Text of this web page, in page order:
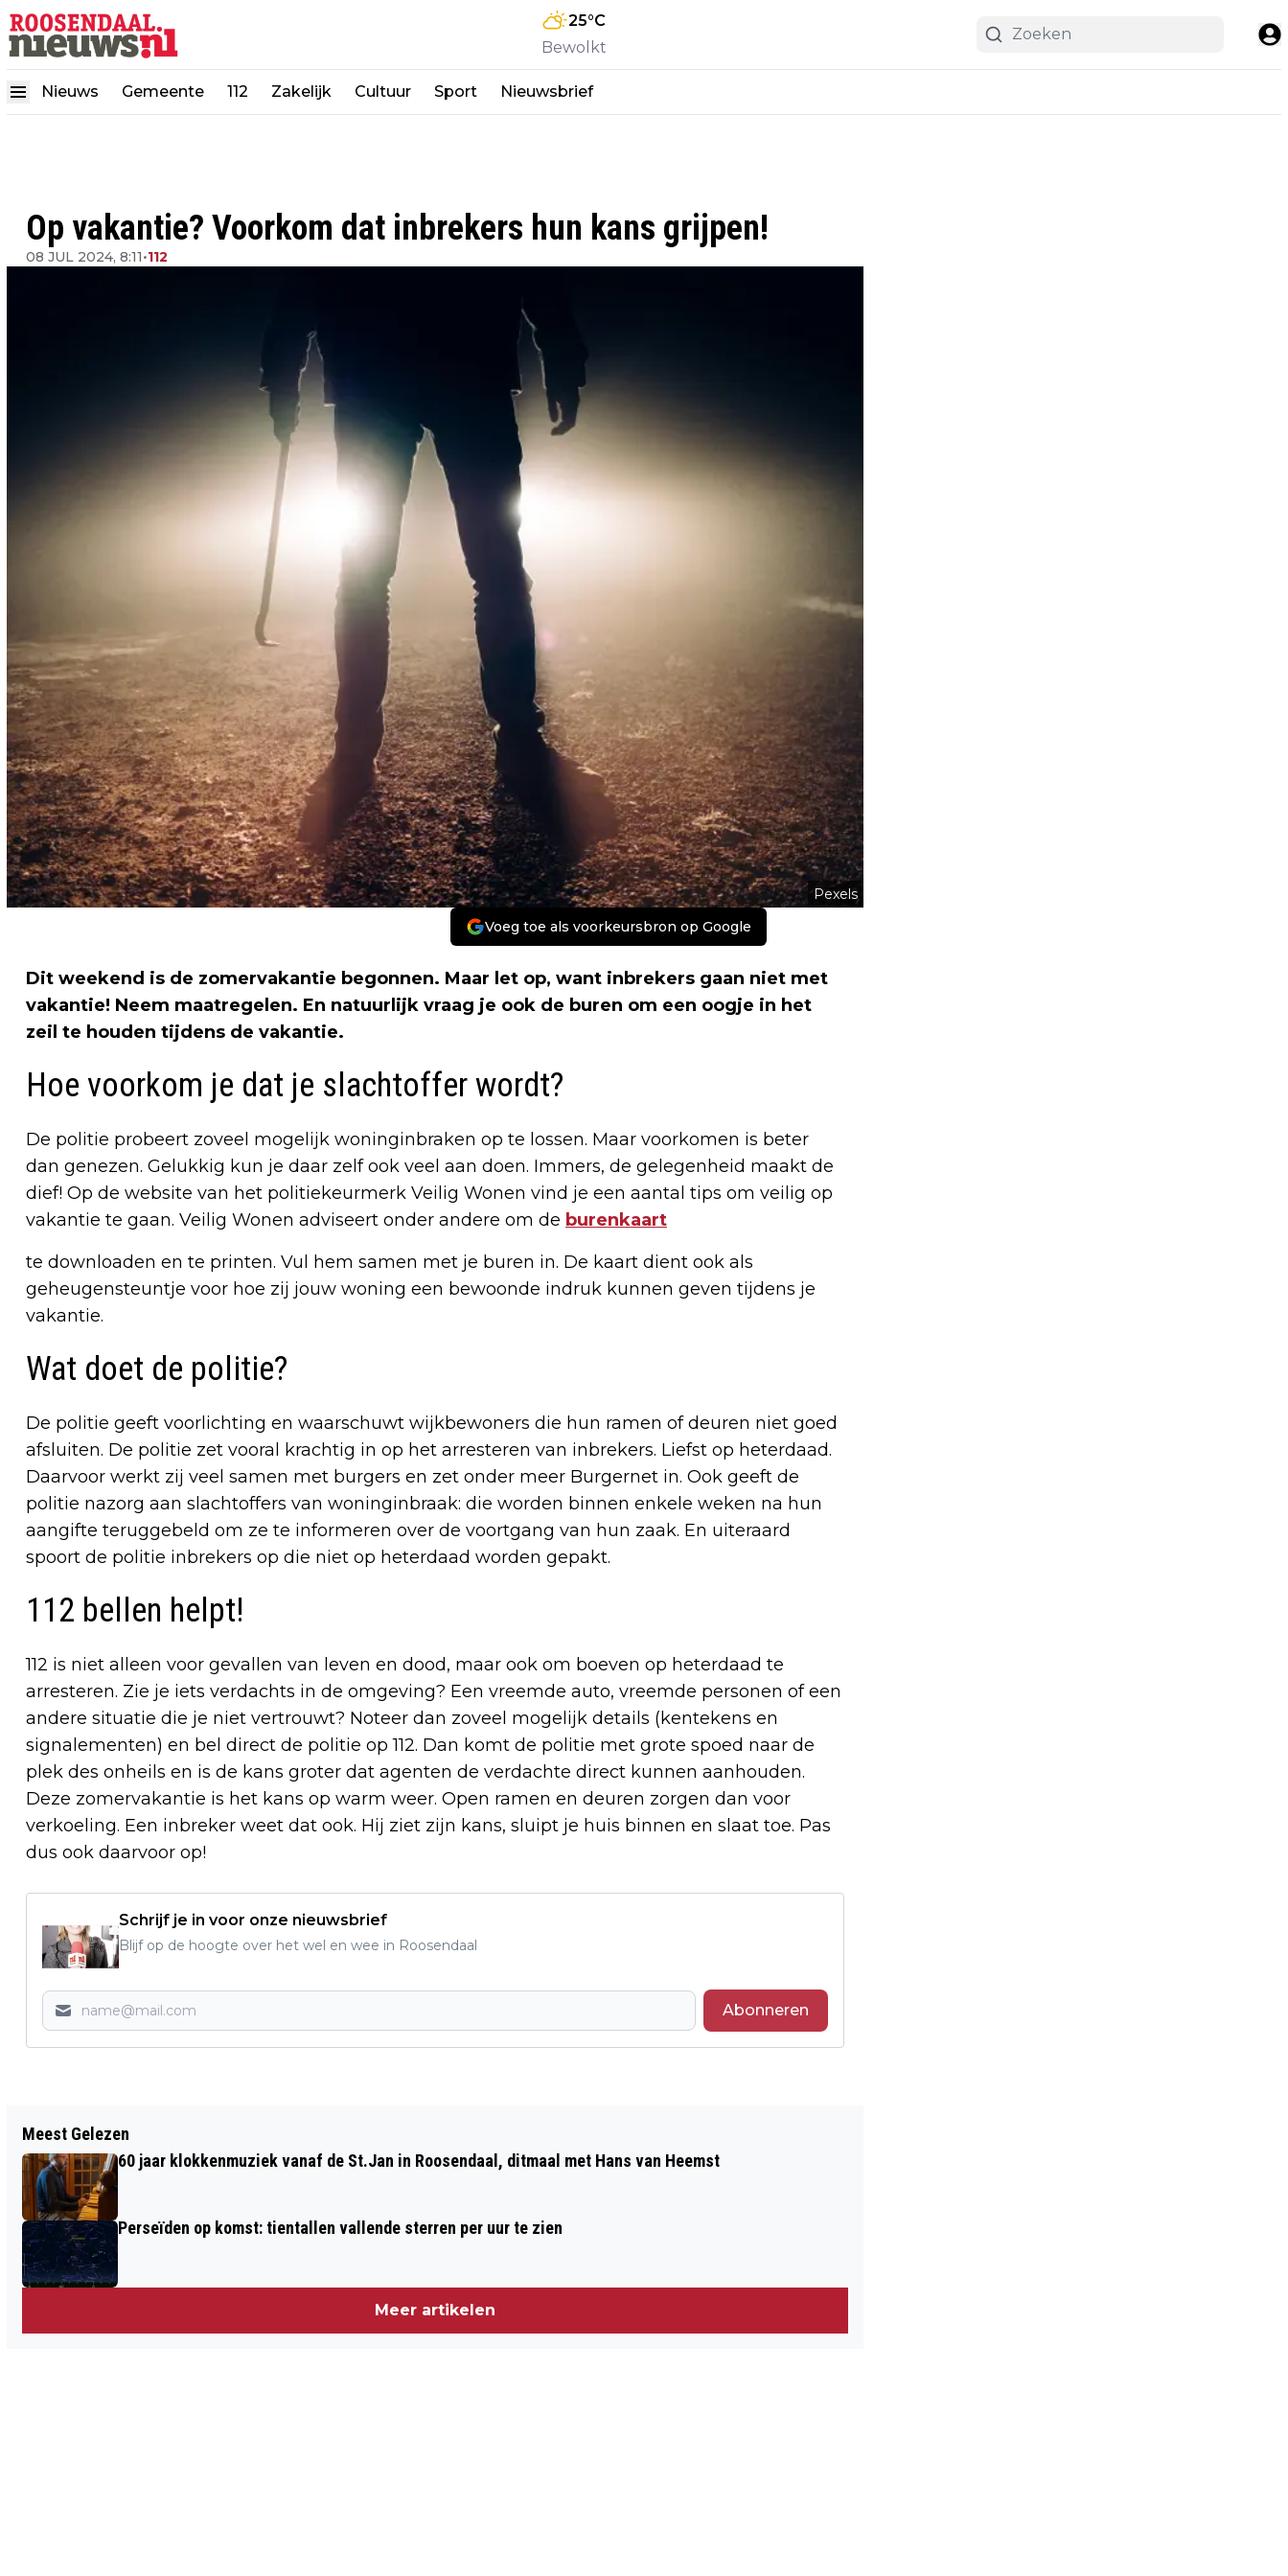
25°C
Bewolkt
Nieuws Gemeente 112 Zakelijk Cultuur Sport Nieuwsbrief
Op vakantie? Voorkom dat inbrekers hun kans grijpen!
08 JUL 2024, 8:11•112
Pexels
Voeg toe als voorkeursbron op Google
Dit weekend is de zomervakantie begonnen. Maar let op, want inbrekers gaan niet met
vakantie! Neem maatregelen. En natuurlijk vraag je ook de buren om een oogje in het
zeil te houden tijdens de vakantie.
Hoe voorkom je dat je slachtoffer wordt?
De politie probeert zoveel mogelijk woninginbraken op te lossen. Maar voorkomen is beter
dan genezen. Gelukkig kun je daar zelf ook veel aan doen. Immers, de gelegenheid maakt de
dief! Op de website van het politiekeurmerk Veilig Wonen vind je een aantal tips om veilig op
vakantie te gaan. Veilig Wonen adviseert onder andere om de burenkaart
te downloaden en te printen. Vul hem samen met je buren in. De kaart dient ook als
geheugensteuntje voor hoe zij jouw woning een bewoonde indruk kunnen geven tijdens je
vakantie.
Wat doet de politie?
De politie geeft voorlichting en waarschuwt wijkbewoners die hun ramen of deuren niet goed
afsluiten. De politie zet vooral krachtig in op het arresteren van inbrekers. Liefst op heterdaad.
Daarvoor werkt zij veel samen met burgers en zet onder meer Burgernet in. Ook geeft de
politie nazorg aan slachtoffers van woninginbraak: die worden binnen enkele weken na hun
aangifte teruggebeld om ze te informeren over de voortgang van hun zaak. En uiteraard
spoort de politie inbrekers op die niet op heterdaad worden gepakt.
112 bellen helpt!
112 is niet alleen voor gevallen van leven en dood, maar ook om boeven op heterdaad te
arresteren. Zie je iets verdachts in de omgeving? Een vreemde auto, vreemde personen of een
andere situatie die je niet vertrouwt? Noteer dan zoveel mogelijk details (kentekens en
signalementen) en bel direct de politie op 112. Dan komt de politie met grote spoed naar de
plek des onheils en is de kans groter dat agenten de verdachte direct kunnen aanhouden.
Deze zomervakantie is het kans op warm weer. Open ramen en deuren zorgen dan voor
verkoeling. Een inbreker weet dat ook. Hij ziet zijn kans, sluipt je huis binnen en slaat toe. Pas
dus ook daarvoor op!
Schrijf je in voor onze nieuwsbrief
Blijf op de hoogte over het wel en wee in Roosendaal
Abonneren
GROTE VERSCHILLEN BENZINEPRIJS IN
BRABANT: TOT 18 EURO VERSCHIL
VOOR VOLLE TANK
GEZONDHEID EN VRIJETIJDSECONOMIE
Meest Gelezen
60 jaar klokkenmuziek vanaf de St.Jan in Roosendaal, ditmaal met Hans van Heemst
Perseïden op komst: tientallen vallende sterren per uur te zien
Meer artikelen